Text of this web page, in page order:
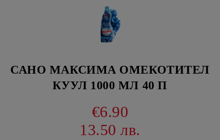
САНО МАКСИМА ОМЕКОТИТЕЛ
КУУЛ 1000 МЛ 40 П
€6.90
13.50 лв.